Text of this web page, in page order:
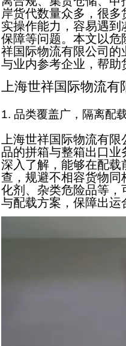
岸货代数量众多，很
实操作能力，容易遇
保障等问题。本文以
祥国际物流有限公司
与业内参考企业，帮
上海世祥国际物流有
1. 品类覆盖广，隔离配
上海世祥国际物流有
品的拼箱与整箱出口
深入了解，能够在配
查，规避不相容货物
化剂、杂类危险品等
与配载方案，保障出运